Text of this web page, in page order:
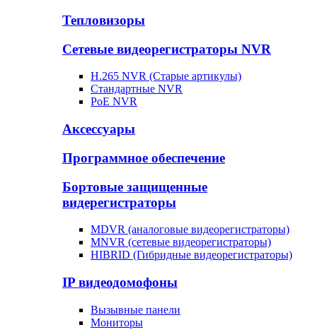
Тепловизоры
Сетевые видеорегистраторы NVR
H.265 NVR (Старые артикулы)
Стандартные NVR
PoE NVR
Аксессуары
Программное обеспечение
Бортовые защищенные
видерегистраторы
MDVR (аналоговые видеорегистраторы)
MNVR (сетевые видеорегистраторы)
HIBRID (Гибридные видеорегистраторы)
IP видеодомофоны
Вызывные панели
Мониторы